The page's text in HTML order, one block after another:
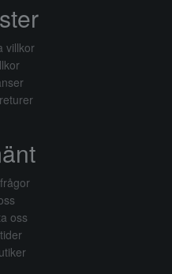
villkor
oss